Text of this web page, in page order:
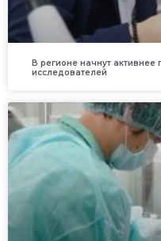
В регионе начнут
исследователей